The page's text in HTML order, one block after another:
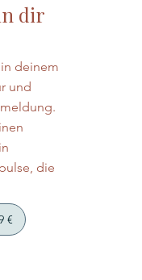
dir
deinem
und
die
€